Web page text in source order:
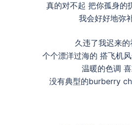
真的对不起 把你孤身的
我会好好地弥
久违了我迟来的
个个漂洋过海的 搭飞机
温暖的色调
没有典型的burberry